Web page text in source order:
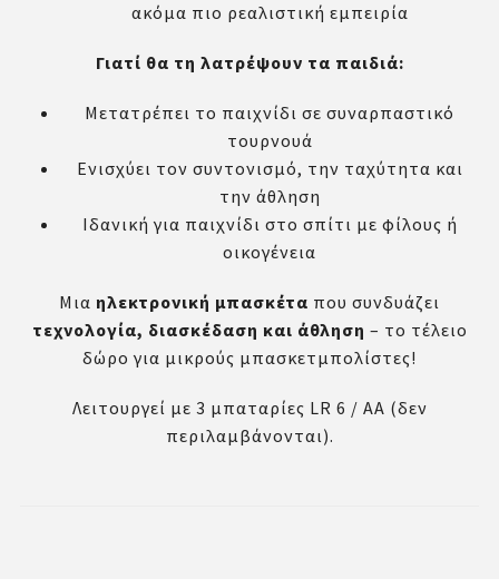
ακόμα πιο ρεαλιστική εμπειρία
Γιατί θα τη λατρέψουν τα παιδιά:
Μετατρέπει το παιχνίδι σε συναρπαστικό
τουρνουά
Ενισχύει τον συντονισμό, την ταχύτητα και
την άθληση
Ιδανική για παιχνίδι στο σπίτι με φίλους ή
οικογένεια
Μια ηλεκτρονική μπασκέτα που συνδυάζει
τεχνολογία, διασκέδαση και άθληση – το τέλειο
δώρο για μικρούς μπασκετμπολίστες!
Λειτουργεί με 3 μπαταρίες LR 6 / AA (δεν
περιλαμβάνονται).